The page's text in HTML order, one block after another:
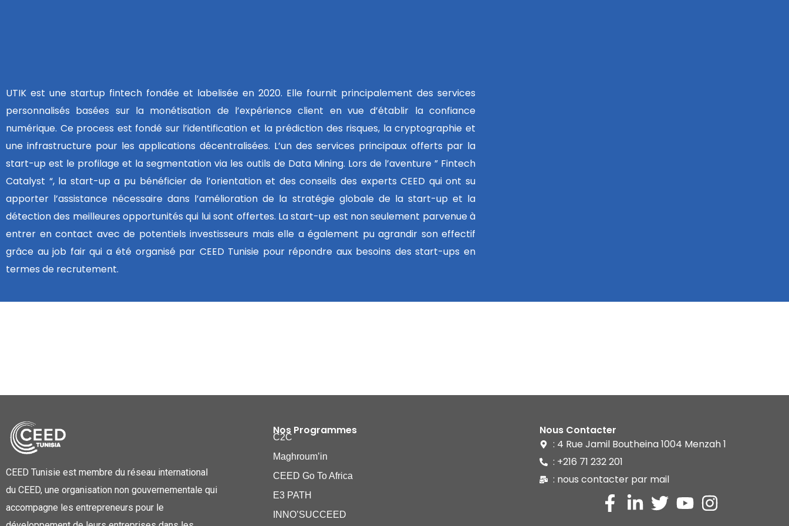
UTIK est une startup fintech fondée et labelisée en 2020. Elle fournit principalement des services
personnalisés basées sur la monétisation de l’expérience client en vue d’établir la confiance
numérique. Ce process est fondé sur l’identification et la prédiction des risques, la cryptographie et
une infrastructure pour les applications décentralisées. L’un des services principaux offerts par la
start-up est le profilage et la segmentation via les outils de Data Mining. Lors de l’aventure ” Fintech
Catalyst “, la start-up a pu bénéficier de l’orientation et des conseils des experts CEED qui ont su
apporter l’assistance nécessaire dans l’amélioration de la stratégie globale de la start-up et la
détection des meilleures opportunités qui lui sont offertes. La start-up est non seulement parvenue à
entrer en contact avec de potentiels investisseurs mais elle a également pu agrandir son effectif
grâce au job fair qui a été organisé par CEED Tunisie pour répondre aux besoins des start-ups en
termes de recrutement.
CEED Tunisie est membre du réseau international
du CEED, une organisation non gouvernementale qui
accompagne les entrepreneurs pour le
Nos Programmes
C2C
Maghroum’in
CEED Go To Africa
E3 PATH
INNO’SUCCEED
Nous Contacter
: 4 Rue Jamil Boutheina 1004 Menzah 1
: +216 71 232 201
: nous contacter par mail